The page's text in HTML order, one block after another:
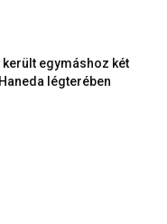
egymáshoz két
légterében